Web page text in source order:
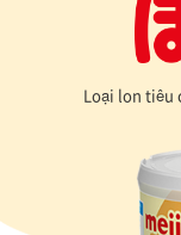
Loại lon tiêu